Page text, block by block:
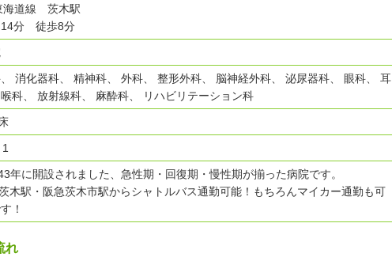
海道線 茨木駅
14分 徒歩8分
消化器科、 精神科、 外科、 整形外科、 脳神経外科、 泌尿器科、 眼科、 耳
科、 放射線科、 麻酔科、 リハビリテーション科
年に開設されました、急性期・回復期・慢性期が揃った病院です。
木駅・阪急茨木市駅からシャトルバス通勤可能！もちろんマイカー通勤も可
！
れ